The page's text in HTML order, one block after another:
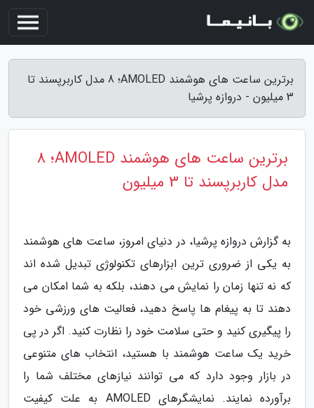
برترین ساعت های هوشمند AMOLED؛ 8 مدل کاربرپسند تا
3 میلیون - دروازه پرشیا
برترین ساعت های هوشمند AMOLED؛ 8
مدل کاربرپسند تا 3 میلیون
به گزارش دروازه پرشیا، در دنیای امروز، ساعت های هوشمند
به یکی از ضروری ترین ابزارهای تکنولوژی تبدیل شده اند
که نه تنها زمان را نمایش می دهند، بلکه به شما امکان می
دهند تا به پیغام ها پاسخ دهید، فعالیت های ورزشی خود
را پیگیری کنید و حتی سلامت خود را نظارت کنید. اگر در پی
خرید یک ساعت هوشمند با هستید، انتخاب های متنوعی
در بازار وجود دارد که می توانند نیازهای مختلف شما را
برآورده نمایند. نمایشگرهای AMOLED به علت کیفیت